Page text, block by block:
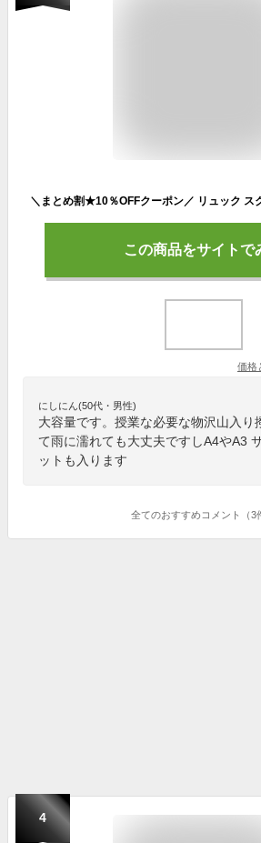
この商品をサイトで
価格
にしにん(50代・男性)
大容量です。授業な必要な物沢山入り
て雨に濡れても大丈夫ですしA4やA3
ットも入ります
全てのおすすめコメント（3
4